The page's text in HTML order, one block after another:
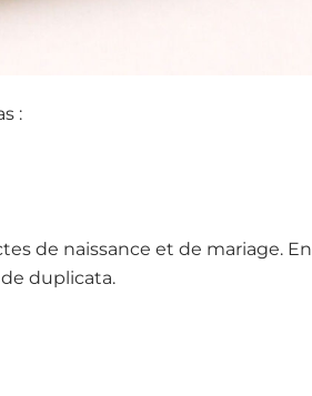
:
de naissance et de mariage. En
duplicata.